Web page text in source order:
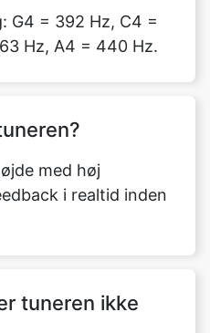
G4 = 392 Hz, C4 =
Hz, A4 = 440 Hz.
med høj
i realtid inden
tuneren ikke